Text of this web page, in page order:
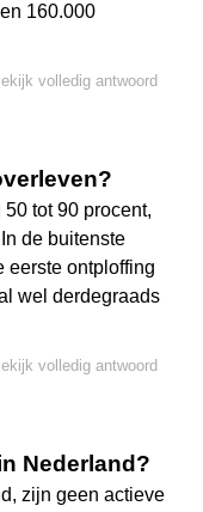
160.000
volledig antwoord
tot 90 procent,
de buitenste
eerste ontploffing
wel derdegraads
volledig antwoord
Nederland?
zijn geen actieve